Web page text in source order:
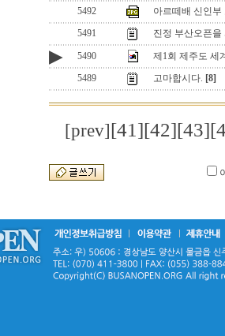
5492
아르떼배 신인
5491
진정 부산오픈
▶ 5490
제1회 제주도 세
5489
고마합시다. [8]
[prev][41][42][43]